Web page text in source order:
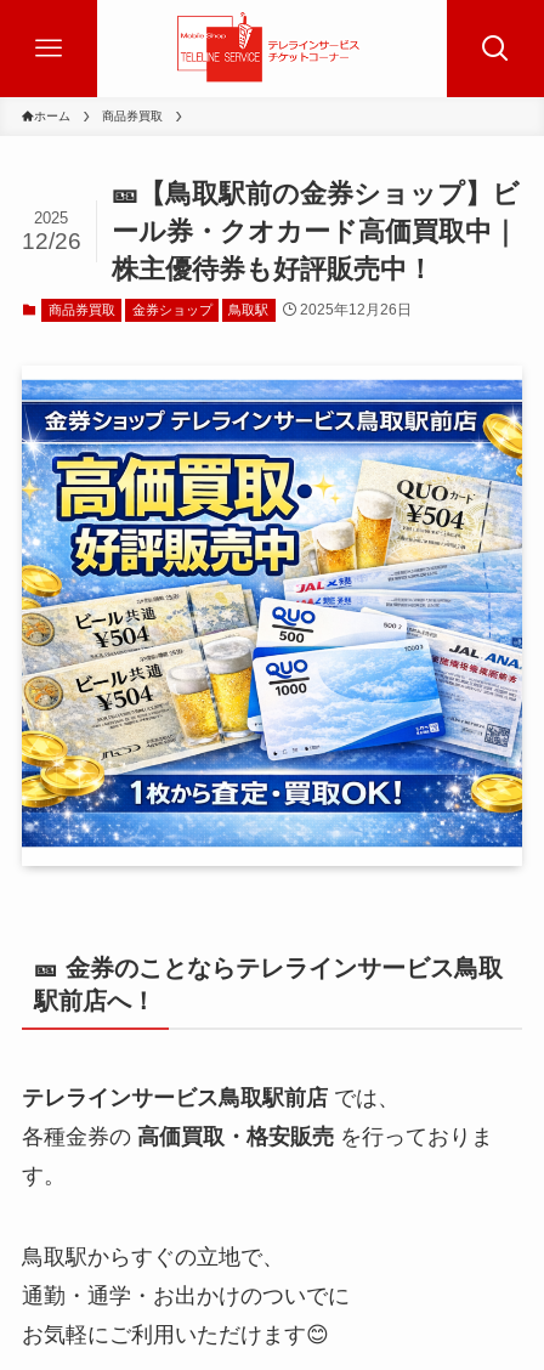
ホーム 商品券買取
🎫【鳥取駅前の金券ショップ】ビ
ール券・クオカード高価買取中｜
株主優待券も好評販売中！
2025
12/26
商品券買取 金券ショップ 鳥取駅 2025年12月26日
🎫 金券のことならテレラインサービス鳥取
駅前店へ！
テレラインサービス鳥取駅前店では、
各種金券の 高価買取・格安販売を行っておりま
す。
鳥取駅からすぐの立地で、
通勤・通学・お出かけのついでに
お気軽にご利用いただけます😊